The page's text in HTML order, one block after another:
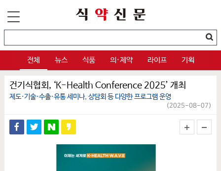
전체 뉴스 식품 의·제약 라이프 기획
건기식협회, ‘K-Health Conference 2025’ 개최
제도·기술·수출·유통 세미나, 상담회 등 다양한 프로그램 운영
(2025-08-07)